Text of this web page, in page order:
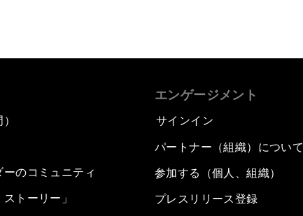
のコミュニティ
トーリー」
エンゲージメント
サインイン
パートナー（組織）について
参加する（個人、組織）
プレスリリース登録